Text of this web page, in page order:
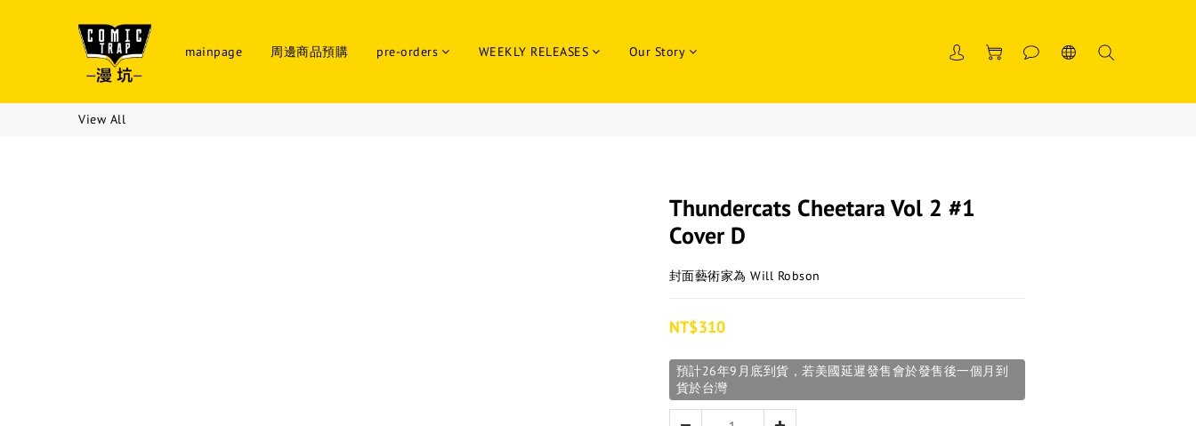
mainpage 周邊商品預購 pre-orders WEEKLY RELEASES Our Story
View All
Thundercats Cheetara Vol 2 #1
Cover D
封面藝術家為 Will Robson
NT$310
預計26年9月底到貨，若美國延遲發售會於發售後一個月到
貨於台灣